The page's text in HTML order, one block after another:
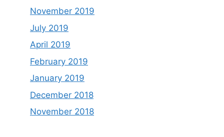
November 2019
July 2019
April 2019
February 2019
January 2019
December 2018
November 2018